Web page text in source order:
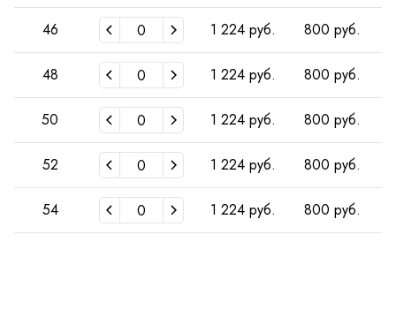
46 1 224 руб. 800 руб.
48 1 224 руб. 800 руб.
50 1 224 руб. 800 руб.
52 1 224 руб. 800 руб.
54 1 224 руб. 800 руб.